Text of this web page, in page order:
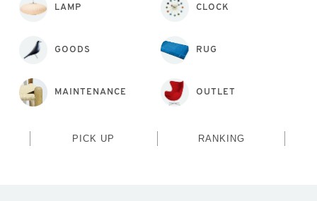
LAMP CLOCK
GOODS RUG
MAINTENANCE OUTLET
PICK UP RANKING